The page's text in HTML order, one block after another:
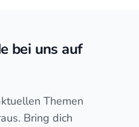
bei uns auf
Themen
Bring dich